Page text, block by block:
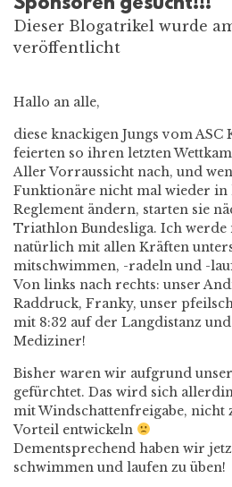
Dieser Blogatrikel wurde
veröffentlicht
Hallo an alle,
diese knackigen Jungs vom
feierten so ihren letzten
Aller Vorraussicht nach, und
Funktionäre nicht mal wieder in
Reglement ändern, starten sie
Triathlon Bundesliga. Ich werde
natürlich mit allen Kräften
mitschwimmen, -radeln und -
Von links nach rechts: unser
Raddruck, Franky, unser
mit 8:32 auf der Langdistanz
Mediziner!
Bisher waren wir aufgrund
gefürchtet. Das wird sich
mit Windschattenfreigabe, nicht
Vorteil entwickeln
Dementsprechend haben wir
schwimmen und laufen zu üben!